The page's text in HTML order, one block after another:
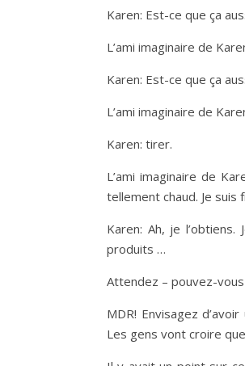
Karen: Est-ce que ça
L’ami imaginaire de
Karen: Est-ce que ça
L’ami imaginaire de
Karen: tirer.
L’ami imaginaire de
tellement chaud. Je suis
Karen: Ah, je
produits …
Attendez – pouvez-
MDR! Envisagez
Les gens vont croire